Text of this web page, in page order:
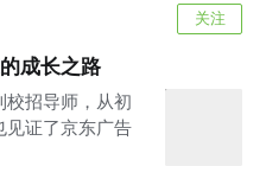
关注
成长之路
招导师，从初
见证了京东广告